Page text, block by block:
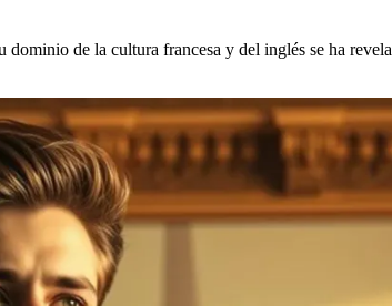
de la cultura francesa y del inglés se ha